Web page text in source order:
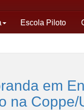
Escola Piloto
em
na Coppe/